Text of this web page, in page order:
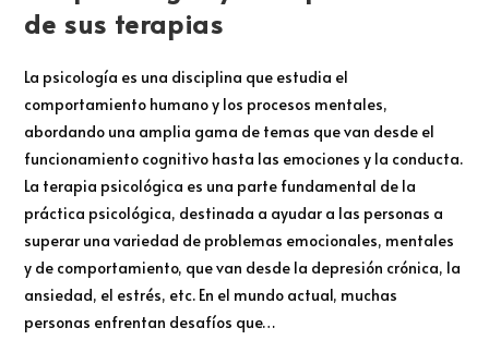
de sus terapias
La psicología es una disciplina que estudia el
comportamiento humano y los procesos mentales,
abordando una amplia gama de temas que van desde el
funcionamiento cognitivo hasta las emociones y la conducta.
La terapia psicológica es una parte fundamental de la
práctica psicológica, destinada a ayudar a las personas a
superar una variedad de problemas emocionales, mentales
y de comportamiento, que van desde la depresión crónica, la
ansiedad, el estrés, etc. En el mundo actual, muchas
personas enfrentan desafíos que…